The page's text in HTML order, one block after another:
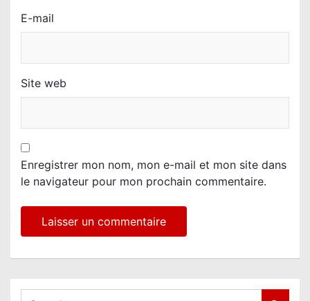
E-mail
Site web
Enregistrer mon nom, mon e-mail et mon site dans
le navigateur pour mon prochain commentaire.